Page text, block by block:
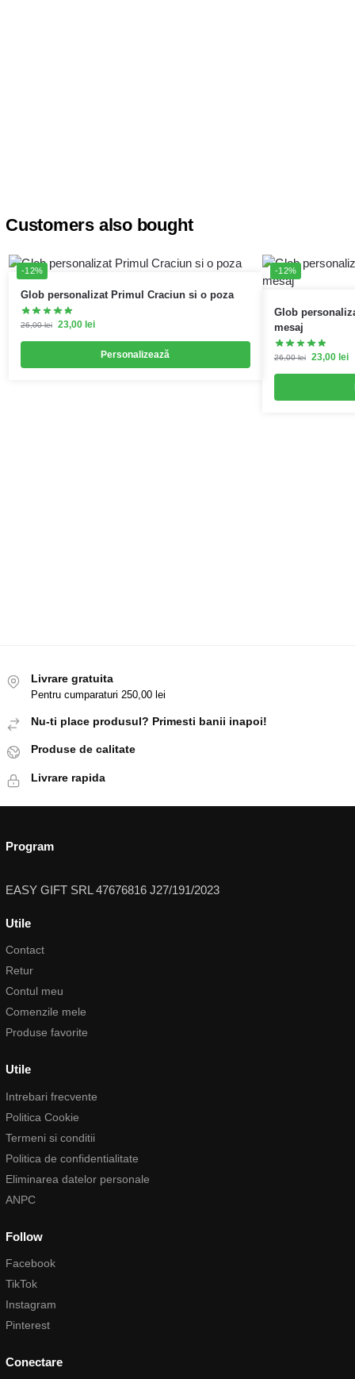
Customers also bought
-12%
Glob personalizat Primul Craciun si o poza
26,00lei 23,00 lei
Personalizează
-12%
Glob
mesaj
26,00lei 23,00 lei
Livrare gratuita
Pentru cumparaturi 250,00 lei
Nu-ti place produsul? Primesti banii inapoi!
Produse de calitate
Livrare rapida
Program
EASY GIFT SRL 47676816 J27/191/2023
Utile
Contact
Retur
Contul meu
Comenzile mele
Produse favorite
Utile
Intrebari frecvente
Politica Cookie
Termeni si conditii
Politica de confidentialitate
Eliminarea datelor personale
ANPC
Follow
Facebook
TikTok
Instagram
Pinterest
Conectare